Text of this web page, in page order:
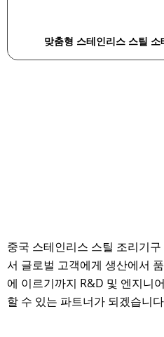
맞춤형 스테인리스 스틸
중국 스테인리스 스틸 조리기
서 글로벌 고객에게 생산에서
에 이르기까지 R&D 및 엔지니
할 수 있는 파트너가 되겠습니